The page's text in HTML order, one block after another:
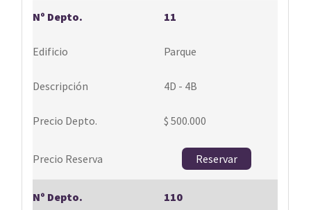
11
Parque
4D - 4B
$ 500.000
Reservar
110